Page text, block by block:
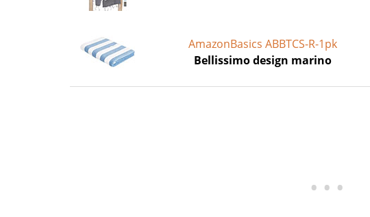
AmazonBasics ABBTCS-R-1pk
Bellissimo design marino